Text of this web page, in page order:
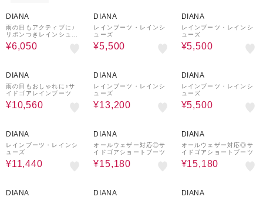
DIANA
雨の日もアクティブに♪
リボンつきレインシュー
ズ
¥6,050
DIANA
レインブーツ・レインシ
ューズ
¥5,500
DIANA
レインブーツ・レインシ
ューズ
¥5,500
DIANA
雨の日もおしゃれに♪サ
イドゴアレインブーツ
¥10,560
DIANA
レインブーツ・レインシ
ューズ
¥13,200
DIANA
レインブーツ・レインシ
ューズ
¥5,500
DIANA
レインブーツ・レインシ
ューズ
¥11,440
DIANA
オールウェザー対応◎サ
イドゴアショートブーツ
¥15,180
DIANA
オールウェザー対応◎サ
イドゴアショートブーツ
¥15,180
DIANA DIANA DIANA